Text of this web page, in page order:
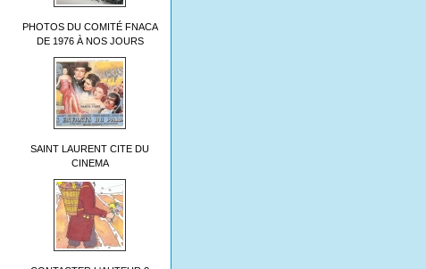
PHOTOS DU COMITÉ FNACA
DE 1976 À NOS JOURS
SAINT LAURENT CITE DU
CINEMA